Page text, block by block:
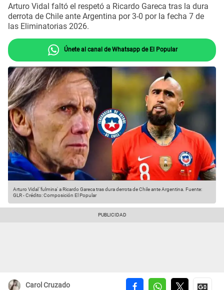
Arturo Vidal faltó el respetó a Ricardo Gareca tras la dura
derrota de Chile ante Argentina por 3-0 por la fecha 7 de
las Eliminatorias 2026.
Únete al canal de Whatsapp de El Popular
Arturo Vidal 'fulmina' a Ricardo Gareca tras dura derrota de Chile ante Argentina. Fuente:
GLR-Crédito: Composición El Popular
Carol Cruzado